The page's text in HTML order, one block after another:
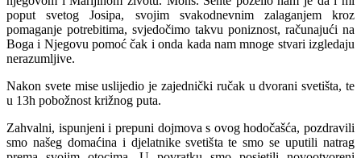
poput svetog Josipa, svojim svakodnevnim zalaganjem kroz
pomaganje potrebitima, svjedočimo takvu poniznost, računajući na
Boga i Njegovu pomoć čak i onda kada nam mnoge stvari izgledaju
nerazumljive.
Nakon svete mise uslijedio je zajednički ručak u dvorani svetišta, te
u 13h pobožnost križnog puta.
Zahvalni, ispunjeni i prepuni dojmova s ovog hodočašća, pozdravili
smo našeg domaćina i djelatnike svetišta te smo se uputili natrag